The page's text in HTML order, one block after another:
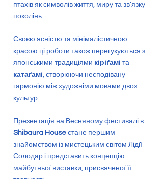
птахів як символів життя, миру та зв’язку
поколінь.
Своєю ясністю та мінімалістичною
красою ці роботи також перегукуються з
японськими традиціями кіріґамі та
катаґамі, створюючи несподівану
гармонію між художніми мовами двох
культур.
Презентація на Весняному фестивалі в
Shibaura House стане першим
знайомством із мистецьким світом Лідії
Солодар і представить концепцію
майбутньої виставки, присвяченої її
творчості.